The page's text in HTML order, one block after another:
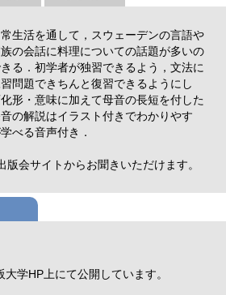
生活を通して，スウェーデンの言語や
の会話に料理についての話題が多いの
る．初学者が独習できるよう，文法に
問題できちんと復習できるようにし
形・意味に加えて母音の長短を付した
の解説はイラスト付きでわかりやす
べる音声付き．
会サイトからお聞きいただけます。
学HP上にて公開しています。